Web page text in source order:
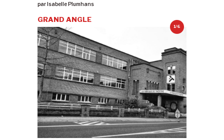
parIsabelle Plumhans
1/6
GRAND ANGLE